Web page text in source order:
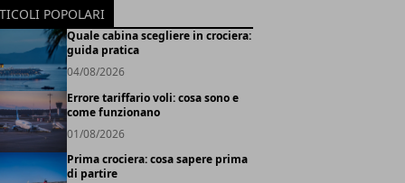
POPOLARI
Quale cabina scegliere in crociera:
guida pratica
04/08/2026
Errore tariffario voli: cosa sono e
come funzionano
01/08/2026
Prima crociera: cosa sapere prima
di partire